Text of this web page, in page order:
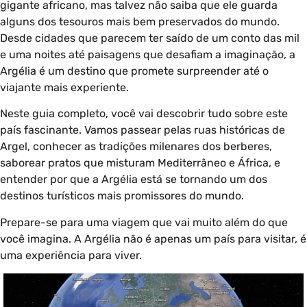
gigante africano, mas talvez não saiba que ele guarda
alguns dos tesouros mais bem preservados do mundo.
Desde cidades que parecem ter saído de um conto das mil
e uma noites até paisagens que desafiam a imaginação, a
Argélia é um destino que promete surpreender até o
viajante mais experiente.
Neste guia completo, você vai descobrir tudo sobre este
país fascinante. Vamos passear pelas ruas históricas de
Argel, conhecer as tradições milenares dos berberes,
saborear pratos que misturam Mediterrâneo e África, e
entender por que a Argélia está se tornando um dos
destinos turísticos mais promissores do mundo.
Prepare-se para uma viagem que vai muito além do que
você imagina. A Argélia não é apenas um país para visitar, é
uma experiência para viver.